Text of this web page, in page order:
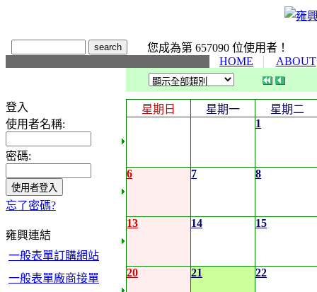
您成為第 657090 位使用者！
HOME
ABOUT
登入
使用者名稱:
密碼:
忘了密碼?
雍興連結
一般表單訂購網站
一般表單廠商接單
星期日 星期一
星期二
1
6 7 8
13 14 15
20 21 22